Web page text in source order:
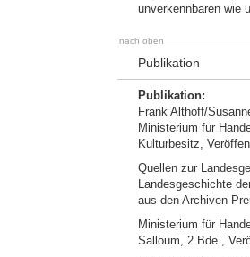
unverkennbaren wie
nach oben
Publikation
Publikation:
Frank Althoff/
Ministerium für
Kulturbesitz,
Quellen zur
Landesgeschichte
aus den Archiven
Ministerium für
Salloum, 2 Bde.,